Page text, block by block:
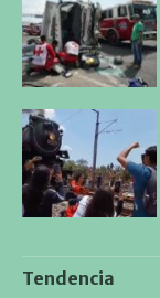
Tendencia